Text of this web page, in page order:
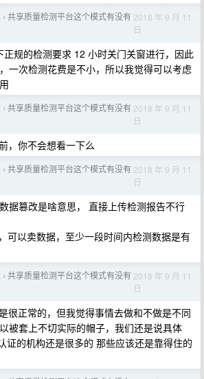
› 共享质量检测平台这个模式有没有 2018 年 9 月 11
日
正规的检测要求 12 小时关门关窗进行，因此
一次检测花费是不小，所以我觉得可以考虑
› 共享质量检测平台这个模式有没有 2018 年 9 月 11
日
，你不会想看一下么
› 共享质量检测平台这个模式有没有 2018 年 9 月 11
日
据篡改是啥意思， 直接上传检测报告不行
可以卖数据，至少一段时间内检测数据是有
› 共享质量检测平台这个模式有没有 2018 年 9 月 11
日
很正常的，但我觉得事情去做和不做是不同
被套上不切实际的帽子，我们还是说具体
证的机构还是很多的 那些应该还是靠得住的